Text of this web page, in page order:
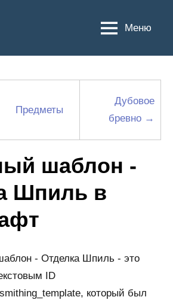
Меню
Предметы
Дубовое
бревно →
шаблон -
Шпиль в
- Отделка Шпиль - это
ID
который был